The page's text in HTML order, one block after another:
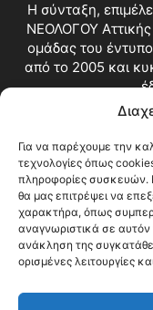
Για να παρέχουμε την
τεχνολογίες όπως
πληροφορίες συσκευών.
θα μας επιτρέψει να
χαρακτήρα, όπως
αναγνωριστικά σε
ανάκληση της
ορισμένες λειτουργίες
Η σύνταξη,
ΝΕΟΛΟΓΟΥ Αττικής
ομάδας του
από το 2005 και